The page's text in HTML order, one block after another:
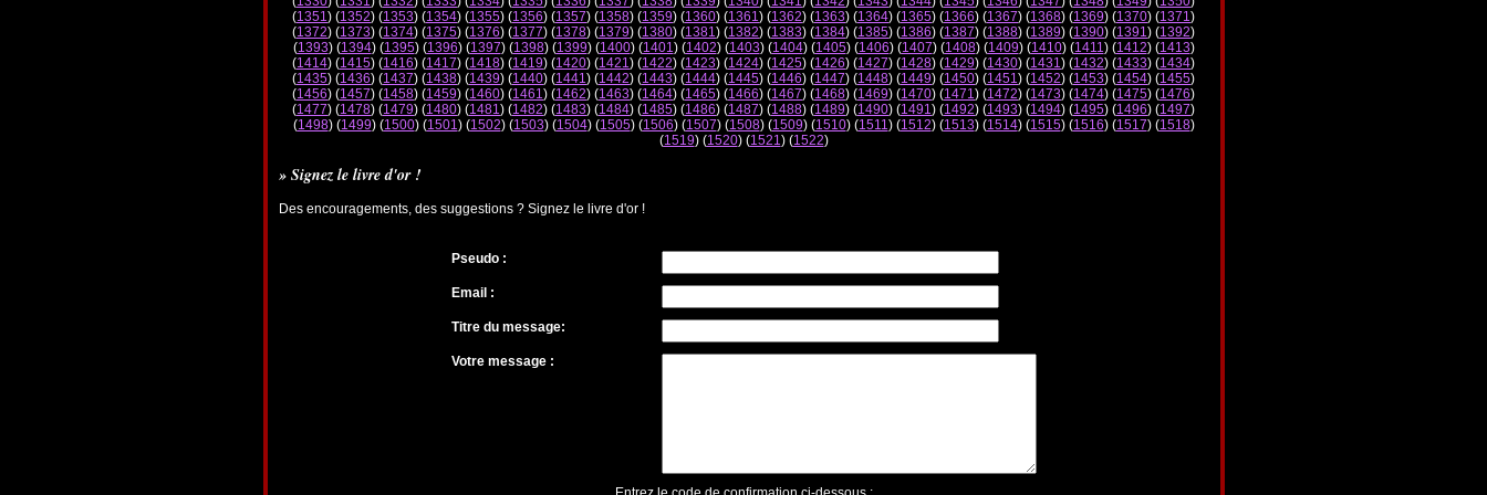
(1351) (1352) (1353) (1354) (1355) (1356) (1357) (1358) (1359) (1360) (1361) (1362) (1363) (1364) (1365) (1366) (1367) (1368) (1369) (1370) (1371)
(1372) (1373) (1374) (1375) (1376) (1377) (1378) (1379) (1380) (1381) (1382) (1383) (1384) (1385) (1386) (1387) (1388) (1389) (1390) (1391) (1392)
(1393) (1394) (1395) (1396) (1397) (1398) (1399) (1400) (1401) (1402) (1403) (1404) (1405) (1406) (1407) (1408) (1409) (1410) (1411) (1412) (1413)
(1414) (1415) (1416) (1417) (1418) (1419) (1420) (1421) (1422) (1423) (1424) (1425) (1426) (1427) (1428) (1429) (1430) (1431) (1432) (1433) (1434)
(1435) (1436) (1437) (1438) (1439) (1440) (1441) (1442) (1443) (1444) (1445) (1446) (1447) (1448) (1449) (1450) (1451) (1452) (1453) (1454) (1455)
(1456) (1457) (1458) (1459) (1460) (1461) (1462) (1463) (1464) (1465) (1466) (1467) (1468) (1469) (1470) (1471) (1472) (1473) (1474) (1475) (1476)
(1477) (1478) (1479) (1480) (1481) (1482) (1483) (1484) (1485) (1486) (1487) (1488) (1489) (1490) (1491) (1492) (1493) (1494) (1495) (1496) (1497)
(1498) (1499) (1500) (1501) (1502) (1503) (1504) (1505) (1506) (1507) (1508) (1509) (1510) (1511) (1512) (1513) (1514) (1515) (1516) (1517) (1518)
(1519) (1520) (1521) (1522)
» Signez le livre d'or !
Des encouragements, des suggestions ? Signez le livre d'or !
Pseudo :
Email :
Titre du message:
Votre message :